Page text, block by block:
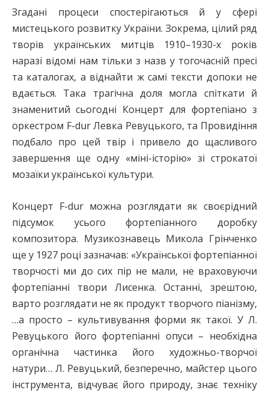
Згадані процеси спостерігаються й у сфері
мистецького розвитку України. Зокрема, цілий ряд
творів українських митців 1910–1930-х років
наразі відомі нам тільки з назв у тогочасній пресі
та каталогах, а віднайти ж самі тексти допоки не
вдається. Така трагічна доля могла спіткати й
знаменитий сьогодні Концерт для фортепіано з
оркестром F-dur Левка Ревуцького, та Провидіння
подбало про цей твір і привело до щасливого
завершення ще одну «міні-історію» зі строкатої
мозаїки української культури.
Концерт F-dur можна розглядати як своєрідний
підсумок усього фортепіанного доробку
композитора. Музикознавець Микола Грінченко
ще у 1927 році зазначав: «Української фортепіанної
творчості ми до сих пір не мали, не враховуючи
фортепіанні твори Лисенка. Останні, зрештою,
варто розглядати не як продукт творчого піанізму,
…а просто – культивування форми як такої. У Л.
Ревуцького його фортепіанні опуси – необхідна
органічна частинка його художньо-творчої
натури… Л. Ревуцький, безперечно, майстер цього
інструмента, відчуває його природу, знає техніку